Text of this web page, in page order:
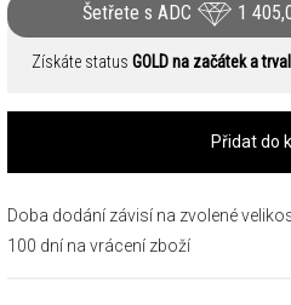
Šetřete s ADC 1
Získáte status GOLD na začátek a
Přidat do
Doba dodání závisí na zvolené
100 dní na vrácení zboží